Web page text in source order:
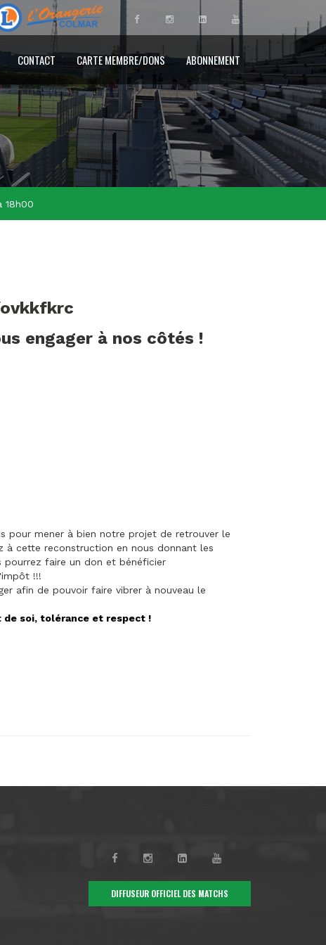
CONTACT CARTE MEMBRE/DONS ABONNEMENT
18h00
engager à nos côtés !
pour mener à bien notre projet de retrouver le
à cette reconstruction en nous donnant les
pourrez faire un don et bénéficier
!!!
afin de pouvoir faire vibrer à nouveau le
de soi, tolérance et respect !
DIFFUSEUR OFFICIEL DES MATCHS